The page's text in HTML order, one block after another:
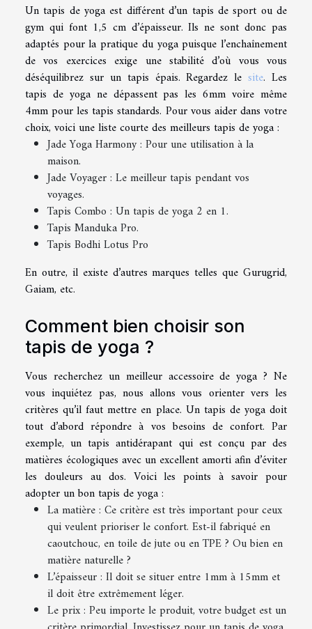
Un tapis de yoga est différent d’un tapis de sport ou de
gym qui font 1,5 cm d’épaisseur. Ils ne sont donc pas
adaptés pour la pratique du yoga puisque l’enchaînement
de vos exercices exige une stabilité d’où vous vous
déséquilibrez sur un tapis épais. Regardez lesite. Les
tapis de yoga ne dépassent pas les 6mm voire même
4mm pour les tapis standards. Pour vous aider dans votre
choix, voici une liste courte des meilleurs tapis de yoga :
Jade Yoga Harmony : Pour une utilisation à la
maison.
Jade Voyager : Le meilleur tapis pendant vos
voyages.
Tapis Combo : Un tapis de yoga 2 en 1.
Tapis Manduka Pro.
Tapis Bodhi Lotus Pro
En outre, il existe d’autres marques telles que Gurugrid,
Gaiam, etc.
Comment bien choisir son
tapis de yoga ?
Vous recherchez un meilleur accessoire de yoga ? Ne
vous inquiétez pas, nous allons vous orienter vers les
critères qu’il faut mettre en place. Un tapis de yoga doit
tout d’abord répondre à vos besoins de confort. Par
exemple, un tapis antidérapant qui est conçu par des
matières écologiques avec un excellent amorti afin d’éviter
les douleurs au dos. Voici les points à savoir pour
adopter un bon tapis de yoga :
La matière : Ce critère est très important pour ceux
qui veulent prioriser le confort. Est-il fabriqué en
caoutchouc, en toile de jute ou en TPE ? Ou bien en
matière naturelle ?
L’épaisseur : Il doit se situer entre 1mm à 15mm et
il doit être extrêmement léger.
Le prix : Peu importe le produit, votre budget est un